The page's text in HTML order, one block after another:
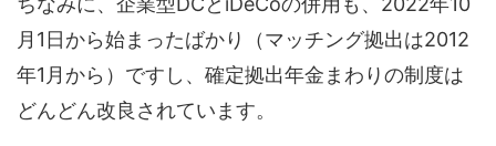
月1日から始まったばかり（マッチング拠出は2012
年1月から）ですし、確定拠出年金まわりの制度は
どんどん改良されています。